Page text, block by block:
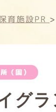
育施設PR >
（園）
グ